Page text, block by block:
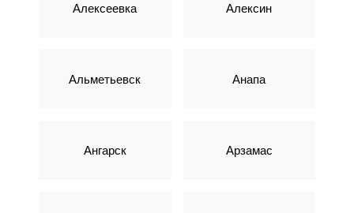
Алексеевка Алексин
Альметьевск Анапа
Ангарск Арзамас